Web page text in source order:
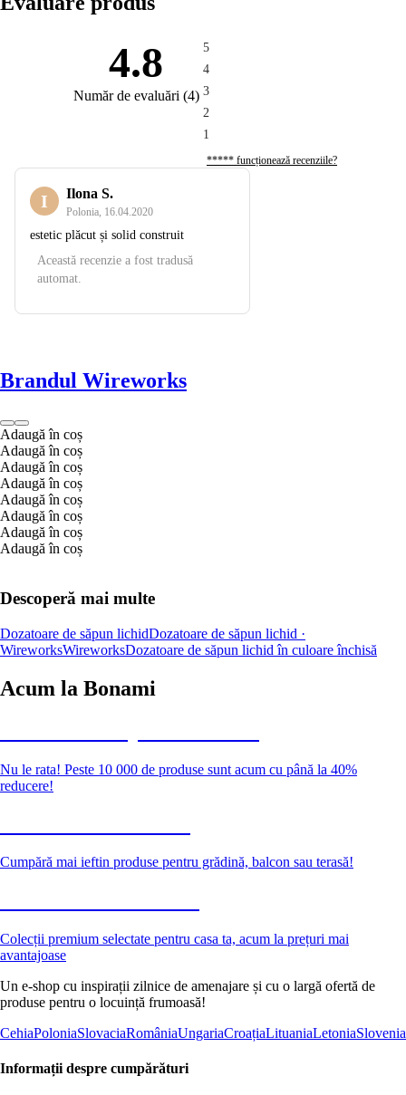
4.8
Număr de evaluări (4)
5
4
3
2
1
***** funcționează recenziile?
I Ilona S.
Polonia 16.04.2020
estetic plăcut și solid construit
Această recenzie a fost tradusă
automat.
Brandul Wireworks
Adaugă în coș
Adaugă în coș
Adaugă în coș
Adaugă în coș
Adaugă în coș
Adaugă în coș
Adaugă în coș
Adaugă în coș
Descoperă mai multe
Dozatoare de săpun lichidDozatoare de săpun lichid ·
WireworksWireworksDozatoare de săpun lichid în culoare închisă
Acum la Bonami
Nu le rata! Peste 10 000 de produse sunt acum cu până la 40%
reducere!
Cumpără mai ieftin produse pentru grădină, balcon sau terasă!
Colecții premium selectate pentru casa ta, acum la prețuri mai
avantajoase
Un e-shop cu inspirații zilnice de amenajare și cu o largă ofertă de
produse pentru o locuință frumoasă!
CehiaPoloniaSlovaciaRomâniaUngariaCroațiaLituaniaLetoniaSlovenia
Informații despre cumpărături